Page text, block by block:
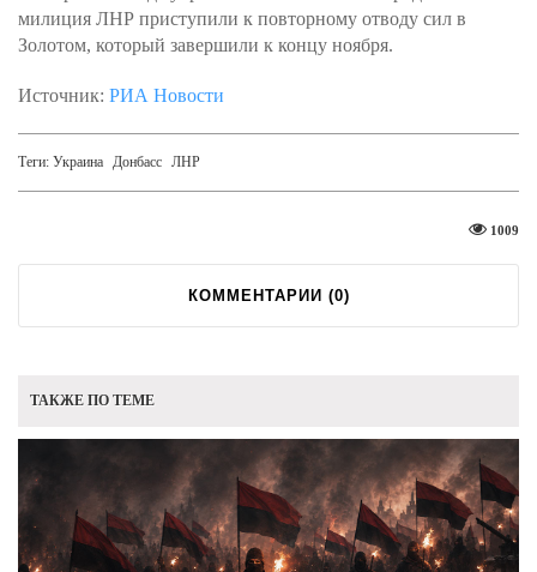
милиция ЛНР приступили к повторному отводу сил в
Золотом, который завершили к концу ноября.
Источник: РИА Новости
Теги: Украина Донбасс ЛНР
1009
КОММЕНТАРИИ (0)
ТАКЖЕ ПО ТЕМЕ